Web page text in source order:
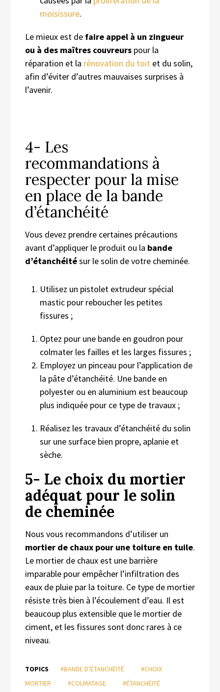
moisissure.
Le mieux est de faire appel à un zingueur
ou à des maîtres couvreurs pour la
réparation et la rénovation du toit et du solin,
afin d’éviter d’autres mauvaises surprises à
l’avenir.
4- Les
recommandations à
respecter pour la mise
en place de la bande
d’étanchéité
Vous devez prendre certaines précautions
avant d’appliquer le produit ou la bande
d’étanchéitésur le solin de votre cheminée.
Utilisez un pistolet extrudeur spécial
mastic pour reboucher les petites
fissures ;
Optez pour une bande en goudron pour
colmater les failles et les larges fissures ;
Employez un pinceau pour l’application de
la pâte d’étanchéité. Une bande en
polyester ou en aluminium est beaucoup
plus indiquée pour ce type de travaux ;
Réalisez les travaux d’étanchéité du solin
sur une surface bien propre, aplanie et
sèche.
5- Le choix du mortier
adéquat pour le solin
de cheminée
Nous vous recommandons d’utiliser un
mortier de chaux pour une toiture en tuile.
Le mortier de chaux est une barrière
imparable pour empêcher l’infiltration des
eaux de pluie par la toiture. Ce type de mortier
résiste très bien à l’écoulement d’eau. Il est
beaucoup plus extensible que le mortier de
ciment, et les fissures sont donc rares à ce
niveau.
TOPICS #BANDE D’ÉTANCHÉITÉ
#CHOIX
MORTIER
#COLMATAGE
#ÉTANCHÉITÉ